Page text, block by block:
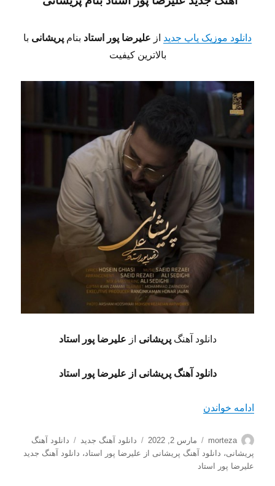
دانلود موزیک پاپ جدید از علیرضا پور استاد بنام پریشانی با
بالاترین کیفیت
دانلود آهنگپریشانی از علیرضا پور استاد
دانلود آهنگ پریشانی از علیرضا پور استاد
ادامه خواندن
نویسنده
morteza
ارسال
شده
مارس 2, 2022 دسته‌ها
دانلود آهنگ جدید برچسب‌ها
دانلود آهنگ
پریشانی، دانلود آهنگ پریشانی از علیرضا پور استاد، دانلود آهنگ جدید
علیرضا پور استاد